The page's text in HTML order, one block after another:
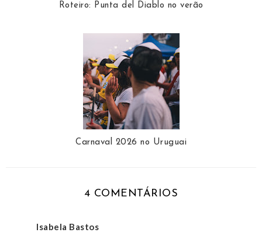
Roteiro: Punta del Diablo no verão
Carnaval 2026 no Uruguai
4 COMENTÁRIOS
Isabela Bastos